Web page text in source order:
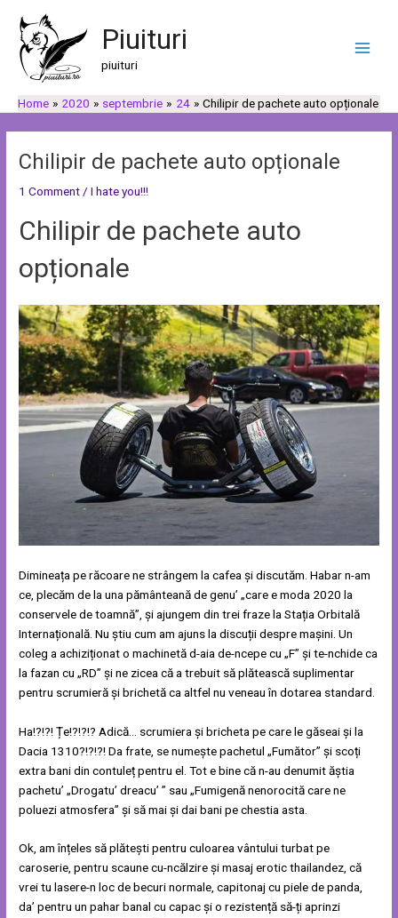
content
Piuituri
piuituri
Menu
Home 2020 septembrie 24 Chilipir de pachete auto opționale
Chilipir de pachete auto opționale
1 Comment/I hate you!!!
Chilipir de pachete auto
opționale
Dimineața pe răcoare ne strângem la cafea și discutăm. Habar n-am
ce, plecăm de la una pământeană de genu’ „care e moda 2020 la
conservele de toamnă”, și ajungem din trei fraze la Stația Orbitală
Internațională. Nu știu cum am ajuns la discuții despre mașini. Un
coleg a achiziționat o machinetă d-aia de-ncepe cu „F” și te-nchide ca
la fazan cu „RD” și ne zicea că a trebuit să plătească suplimentar
pentru scrumieră și brichetă ca altfel nu veneau în dotarea standard.
Ha!?!?! Țe!?!?!? Adică… scrumiera și bricheta pe care le găseai și la
Dacia 1310?!?!?! Da frate, se numește pachetul „Fumător” și scoți
extra bani din contuleț pentru el. Tot e bine că n-au denumit ăștia
pachetu’ „Drogatu’ dreacu’ ” sau „Fumigenă nenorocită care ne
poluezi atmosfera” și să mai și dai bani pe chestia asta.
Ok, am înțeles să plătești pentru culoarea vântului turbat pe
caroserie, pentru scaune cu-ncălzire și masaj erotic thailandez, că
vrei tu lasere-n loc de becuri normale, capitonaj cu piele de panda,
da’ pentru un pahar banal cu capac și o rezistență să-ți aprinzi
navigation
a
u
ă
a
t
g
o
r